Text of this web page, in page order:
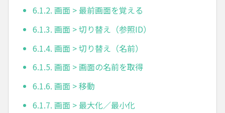
6.1.2. 画面 > 最前画面を覚える
6.1.3. 画面 > 切り替え（参照ID）
6.1.4. 画面 > 切り替え（名前）
6.1.5. 画面 > 画面の名前を取得
6.1.6. 画面 > 移動
6.1.7. 画面 > 最大化／最小化